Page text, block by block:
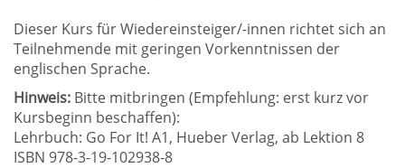
Dieser Kurs für Wiedereinsteiger/-innen richtet sich an
Teilnehmende mit geringen Vorkenntnissen der
englischen Sprache.
Hinweis: Bitte mitbringen (Empfehlung: erst kurz vor
Kursbeginn beschaffen):
Lehrbuch: Go For It! A1, Hueber Verlag, ab Lektion 8
ISBN 978-3-19-102938-8